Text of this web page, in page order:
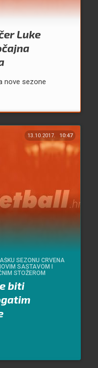
Luke
nove sezone
13.10.2017. 10:47
SEZONU CRVENA
SASTAVOM I
STOŽEROM
biti